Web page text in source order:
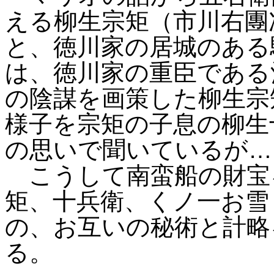
える柳生宗矩（市川右
と、徳川家の居城のあ
は、徳川家の重臣であ
の陰謀を画策した柳生
様子を宗矩の子息の柳
の思いで聞いているが
こうして南蛮船の財
矩、十兵衛、くノ一お
の、お互いの秘術と計
る。